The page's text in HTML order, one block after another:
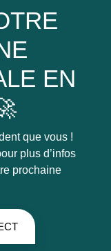
EN
que vous !
plus d’infos
prochaine